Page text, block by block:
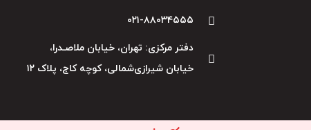
۰۲۱-۸۸۰۳۴۵۵۵
دفتر مرکزی: تهران، خیابان ملاصـدرا،
خیابان شیرازی‌شمالی، کوچه کاج، پلاک ۱۲